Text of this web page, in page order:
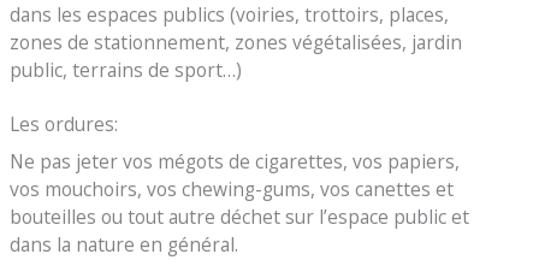
dans les espaces publics (voiries, trottoirs, places,
zones de stationnement, zones végétalisées, jardin
public, terrains de sport…)
Les ordures:
Ne pas jeter vos mégots de cigarettes, vos papiers,
vos mouchoirs, vos chewing-gums, vos canettes et
bouteilles ou tout autre déchet sur l’espace public et
dans la nature en général.